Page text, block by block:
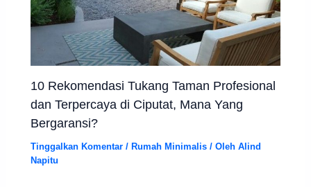
10 Rekomendasi Tukang Taman Profesional
dan Terpercaya di Ciputat, Mana Yang
Bergaransi?
Tinggalkan Komentar / Rumah Minimalis / OlehAlind
Napitu